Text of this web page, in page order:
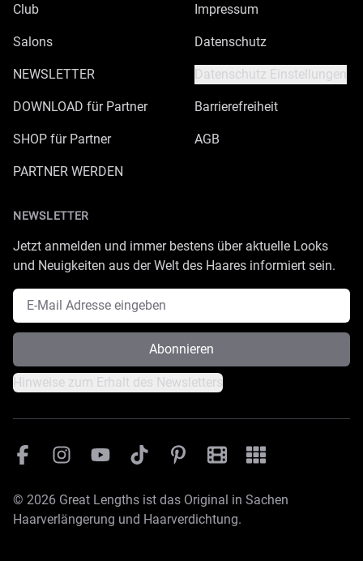
Club
Salons
NEWSLETTER
DOWNLOAD für Partner
SHOP für Partner
PARTNER WERDEN
Impressum
Datenschutz
Datenschutz Einstellungen
Barrierefreiheit
AGB
NEWSLETTER
Jetzt anmelden und immer bestens über aktuelle Looks
und Neuigkeiten aus der Welt des Haares informiert sein.
E-Mail Adresse
Abonnieren
Hinweise zum Erhalt des Newsletters
FacebookInstagramYouTubeTikTok PinterestGreat Lengths
Great Lengths -
© 2026 Great Lengths ist das Original in Sachen
Haarverlängerung und Haarverdichtung.